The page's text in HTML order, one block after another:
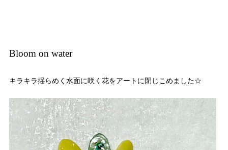
Bloom on water
キラキラ揺らめく水面に咲く花をアートに閉じこめました☆